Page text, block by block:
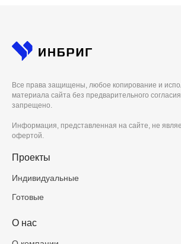
Все права защищены, любое копирование и
материала сайта без предварительного
запрещено.
Информация, представленная на сайте, не
офертой.
Проекты
Индивидуальные
Готовые
О нас